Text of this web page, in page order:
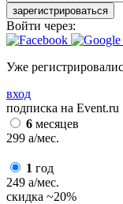
зарегистрироваться
Войти через:
Уже
вход
подписка на Event.ru
6 месяцев
299 a/мес.
1 год
249 a/мес.
скидка ~20%